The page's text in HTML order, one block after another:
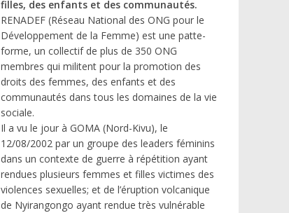
filles, des enfants et des communautés.
RENADEF (Réseau National des ONG pour le
Développement de la Femme) est une patte-
forme, un collectif de plus de 350 ONG
membres qui militent pour la promotion des
droits des femmes, des enfants et des
communautés dans tous les domaines de la vie
sociale.
Il a vu le jour à GOMA (Nord-Kivu), le
12/08/2002 par un groupe des leaders féminins
dans un contexte de guerre à répétition ayant
rendues plusieurs femmes et filles victimes des
violences sexuelles; et de l’éruption volcanique
de Nyirangongo ayant rendue très vulnérable